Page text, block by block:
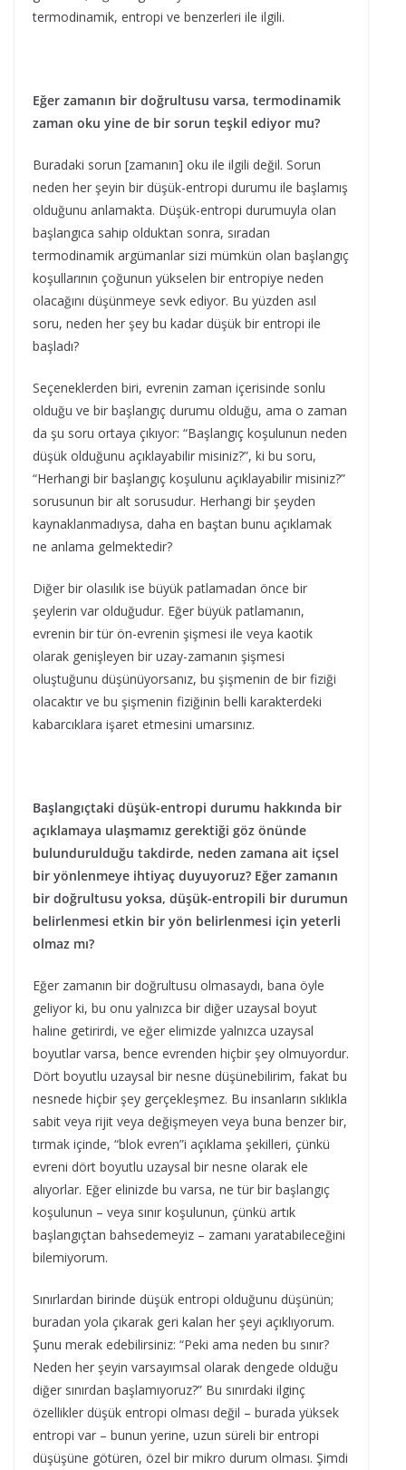
termodinamik, entropi ve benzerleri ile ilgili.
Eğer zamanın bir doğrultusu varsa, termodinamik
zaman oku yine de bir sorun teşkil ediyor mu?
Buradaki sorun [zamanın] oku ile ilgili değil. Sorun
neden her şeyin bir düşük-entropi durumu ile başlamış
olduğunu anlamakta. Düşük-entropi durumuyla olan
başlangıca sahip olduktan sonra, sıradan
termodinamik argümanlar sizi mümkün olan başlangıç
koşullarının çoğunun yükselen bir entropiye neden
olacağını düşünmeye sevk ediyor. Bu yüzden asıl
soru, neden her şey bu kadar düşük bir entropi ile
başladı?
Seçeneklerden biri, evrenin zaman içerisinde sonlu
olduğu ve bir başlangıç durumu olduğu, ama o zaman
da şu soru ortaya çıkıyor: “Başlangıç koşulunun neden
düşük olduğunu açıklayabilir misiniz?”, ki bu soru,
“Herhangi bir başlangıç koşulunu açıklayabilir misiniz?”
sorusunun bir alt sorusudur. Herhangi bir şeyden
kaynaklanmadıysa, daha en baştan bunu açıklamak
ne anlama gelmektedir?
Diğer bir olasılık ise büyük patlamadan önce bir
şeylerin var olduğudur. Eğer büyük patlamanın,
evrenin bir tür ön-evrenin şişmesi ile veya kaotik
olarak genişleyen bir uzay-zamanın şişmesi
oluştuğunu düşünüyorsanız, bu şişmenin de bir fiziği
olacaktır ve bu şişmenin fiziğinin belli karakterdeki
kabarcıklara işaret etmesini umarsınız.
Başlangıçtaki düşük-entropi durumu hakkında bir
açıklamaya ulaşmamız gerektiği göz önünde
bulundurulduğu takdirde, neden zamana ait içsel
bir yönlenmeye ihtiyaç duyuyoruz? Eğer zamanın
bir doğrultusu yoksa, düşük-entropili bir durumun
belirlenmesi etkin bir yön belirlenmesi için yeterli
olmaz mı?
Eğer zamanın bir doğrultusu olmasaydı, bana öyle
geliyor ki, bu onu yalnızca bir diğer uzaysal boyut
haline getirirdi, ve eğer elimizde yalnızca uzaysal
boyutlar varsa, bence evrenden hiçbir şey olmuyordur.
Dört boyutlu uzaysal bir nesne düşünebilirim, fakat bu
nesnede hiçbir şey gerçekleşmez. Bu insanların sıklıkla
sabit veya rijit veya değişmeyen veya buna benzer bir,
tırmak içinde, “blok evren”i açıklama şekilleri, çünkü
evreni dört boyutlu uzaysal bir nesne olarak ele
alıyorlar. Eğer elinizde bu varsa, ne tür bir başlangıç
koşulunun – veya sınır koşulunun, çünkü artık
başlangıçtan bahsedemeyiz – zamanı yaratabileceğini
bilemiyorum.
Sınırlardan birinde düşük entropi olduğunu düşünün;
buradan yola çıkarak geri kalan her şeyi açıklıyorum.
Şunu merak edebilirsiniz: “Peki ama neden bu sınır?
Neden her şeyin varsayımsal olarak dengede olduğu
diğer sınırdan başlamıyoruz?” Bu sınırdaki ilginç
özellikler düşük entropi olması değil – burada yüksek
entropi var – bunun yerine, uzun süreli bir entropi
düşüşüne götüren, özel bir mikro durum olması. Şimdi